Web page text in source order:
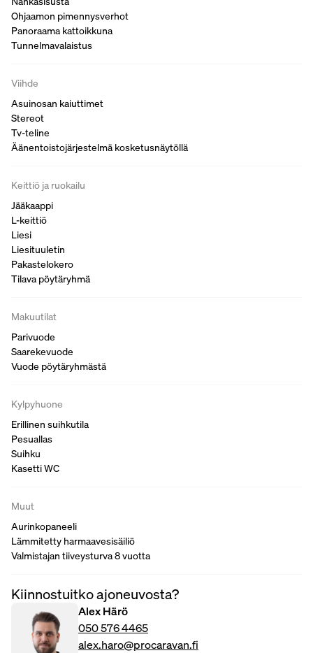
Ohjaamon pimennysverhot
Panoraama kattoikkuna
Tunnelmavalaistus
Viihde
Asuinosan kaiuttimet
Stereot
Tv-teline
Äänentoistojärjestelmä kosketusnäytöllä
Keittiö ja ruokailu
Jääkaappi
L-keittiö
Liesi
Liesituuletin
Pakastelokero
Tilava pöytäryhmä
Makuutilat
Parivuode
Saarekevuode
Vuode pöytäryhmästä
Kylpyhuone
Erillinen suihkutila
Pesuallas
Suihku
Kasetti WC
Muut
Aurinkopaneeli
Lämmitetty harmaavesisäiliö
Valmistajan tiiveysturva 8 vuotta
Kiinnostuitko ajoneuvosta?
Alex Härö
050 576 4465
alex.haro@procaravan.fi